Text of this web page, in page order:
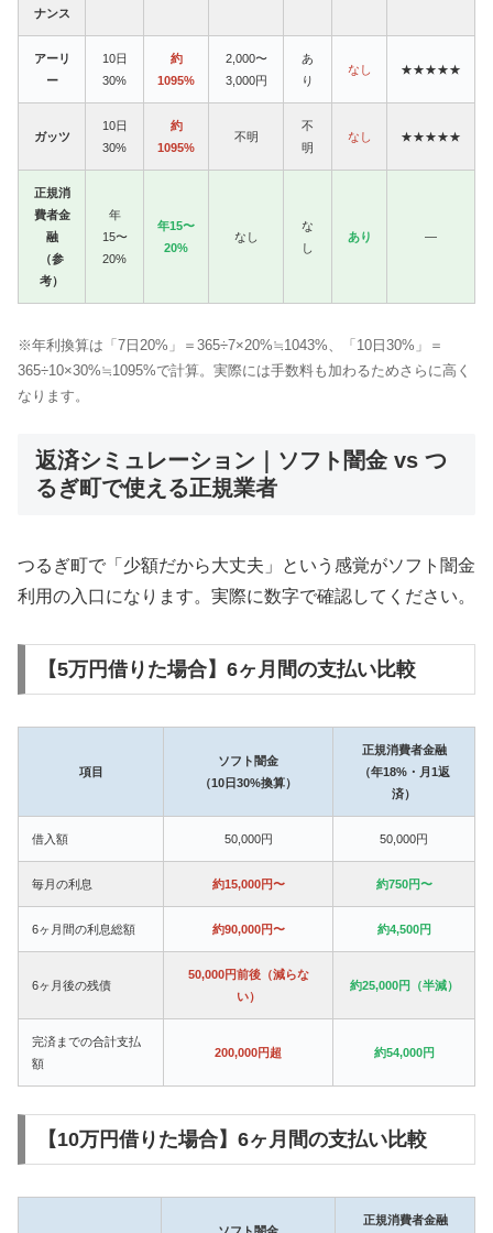
ナンス
アーリ
ー
10日
30%
約
1095%
2,000〜
3,000円
あ
り
なし ★★★★★
ガッツ
10日
30%
約
1095%
不明
不
明
なし ★★★★★
正規消
費者金
融
（参
考）
年
15〜
20%
年15〜
20%
なし
な
し
あり —
※年利換算は「7日20%」＝365÷7×20%≒1043%、「10日30%」＝
365÷10×30%≒1095%で計算。実際には手数料も加わるためさらに高く
なります。
返済シミュレーション｜ソフト闇金 vs つ
るぎ町で使える正規業者
つるぎ町で「少額だから大丈夫」という感覚がソフト闇金
利用の入口になります。実際に数字で確認してください。
【5万円借りた場合】6ヶ月間の支払い比較
項目
ソフト闇金
（10日30%換算）
正規消費者金融
（年18%・月1返
済）
借入額 50,000円 50,000円
毎月の利息 約15,000円〜 約750円〜
6ヶ月間の利息総額 約90,000円〜 約4,500円
6ヶ月後の残債
50,000円前後（減らな
い）
約25,000円（半減）
完済までの合計支払
額
200,000円超 約54,000円
【10万円借りた場合】6ヶ月間の支払い比較
正規消費者金融